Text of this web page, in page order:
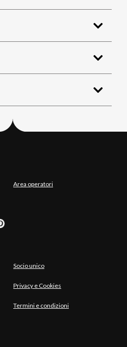
Area operatori
Socio unico
Privacy e Cookies
Termini e condizioni